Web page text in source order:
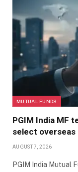
MUTUAL FUNDS
PGIM India MF
select
AUGUST 7, 2026
PGIM India Mutual